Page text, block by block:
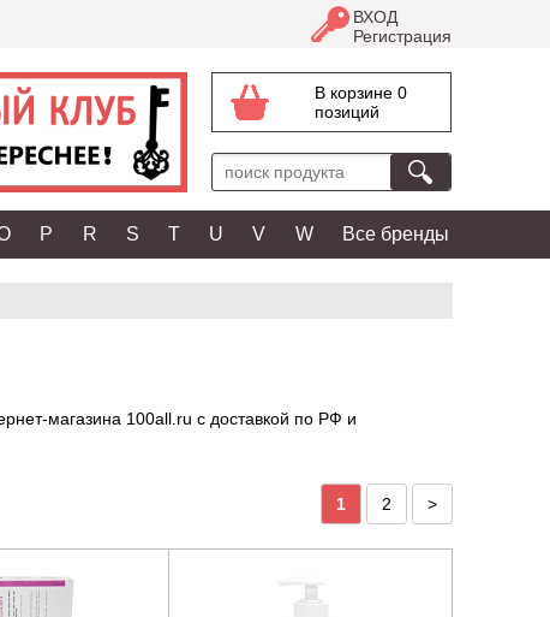
ВХОД
Регистрация
В корзине 0
позиций
P R S T U V W Все бренды
магазина 100all.ru с доставкой по РФ и
1 2 >